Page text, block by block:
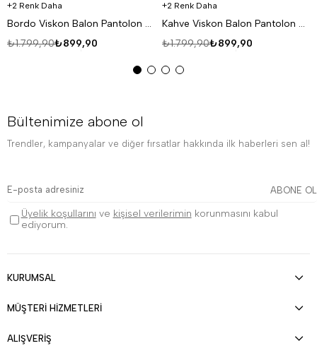
2 Renk Daha
Bordo Viskon Balon Pantolon PNC 4063
₺899,90
₺1.799,90
2 Renk Daha
Kahve Viskon Balon Pantolon PNC 4063
₺899,90
₺1.799,90
Bültenimize abone ol
Trendler, kampanyalar ve diğer fırsatlar hakkında ilk haberleri sen al!
ABONE OL
Üyelik koşullarını ve kişisel verilerimin korunmasını kabul
ediyorum.
KURUMSAL
MÜŞTERİ HİZMETLERİ
ALIŞVERİŞ